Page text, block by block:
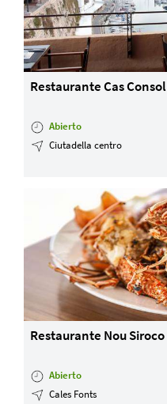
Pago seguro
Avisos legales
Privacidad y cookies
Mapa de la web
Desarrollado por
Restaurante Cas Consol
Abierto
Ciutadella centro
Restaurante Nou Siroco
Abierto
Cales Fonts